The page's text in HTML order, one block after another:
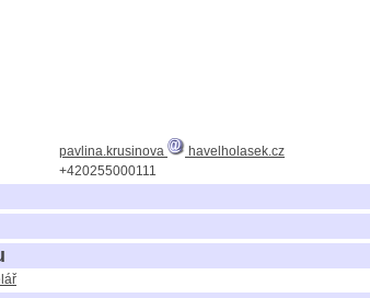
pavlina.krusinova
havelholasek.cz
+420255000111